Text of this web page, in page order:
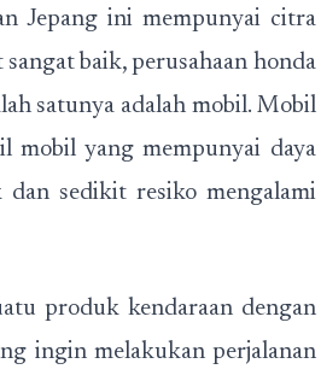
Jepang ini mempunyai citra
baik, perusahaan honda
satunya adalah mobil. Mobil
mobil yang mempunyai daya
sedikit resiko mengalami
produk kendaraan dengan
ingin melakukan perjalanan